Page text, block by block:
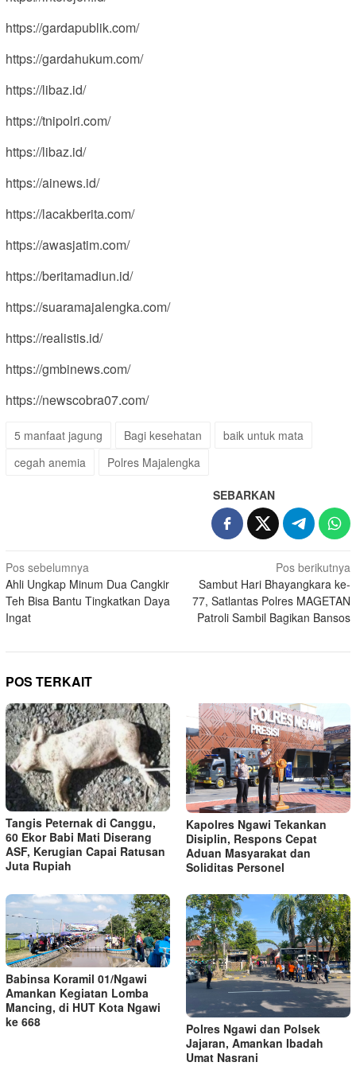
https://gardapublik.com/
https://gardahukum.com/
https://libaz.id/
https://tnipolri.com/
https://libaz.id/
https://ainews.id/
https://lacakberita.com/
https://awasjatim.com/
https://beritamadiun.id/
https://suaramajalengka.com/
https://realistis.id/
https://gmbinews.com/
https://newscobra07.com/
5 manfaat jagung Bagi kesehatan
baik untuk mata
cegah anemia
Polres Majalengka
SEBARKAN
Navigasi
pos
Pos sebelumnya
Ahli Ungkap Minum Dua Cangkir
Teh Bisa Bantu Tingkatkan Daya
Ingat
Pos berikutnya
Sambut Hari Bhayangkara ke-
77, Satlantas Polres MAGETAN
Patroli Sambil Bagikan Bansos
POS TERKAIT
Tangis Peternak di Canggu,
60 Ekor Babi Mati Diserang
ASF, Kerugian Capai Ratusan
Juta Rupiah
Kapolres Ngawi Tekankan
Disiplin, Respons Cepat
Aduan Masyarakat dan
Soliditas Personel
Babinsa Koramil 01/Ngawi
Amankan Kegiatan Lomba
Mancing, di HUT Kota Ngawi
ke 668
Polres Ngawi dan Polsek
Jajaran, Amankan Ibadah
Umat Nasrani